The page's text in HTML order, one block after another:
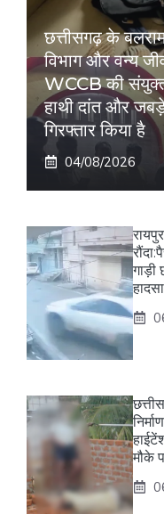
छत्तीसगढ़ के
विभाग और वन्य
WCCB की संयुक्त
हाथी दांत और
गिरफ्तार किया है
04/08/2026
मौके